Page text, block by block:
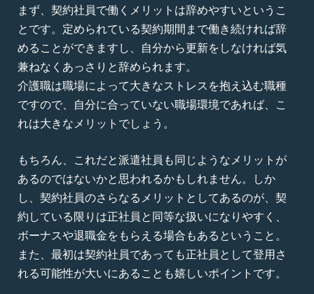
まず、契約社員で働くメリットは辞めやすいというこ
とです。定められている契約期間まで働き続ければ辞
めることができますし、自分から更新をしなければ気
兼ねなくあっさりと辞められます。
介護職は職場によって大きなストレスを抱え込む職種
ですので、自分に合っていない職場環境であれば、こ
れは大きなメリットでしょう。
もちろん、これだと派遣社員も同じようなメリットが
あるのではないかと思われるかもしれません。しか
し、契約社員のさらなるメリットとしてあるのが、契
約している限りは正社員と同等な扱いになりやすく、
ボーナスや退職金をもらえる場合もあるということ。
また、最初は契約社員であっても正社員として登用さ
れる可能性が大いにあることも嬉しいポイントです。